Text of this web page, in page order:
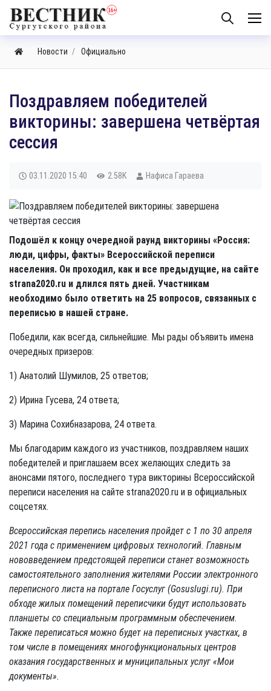
Новости Официально
Поздравляем победителей
викторины: завершена четвёртая
сессия
03.11.2020 15:40 2.58K Нафиса Гараева
Подошёл к концу очередной раунд викторины «Россия:
люди, цифры, факты» Всероссийской переписи
населения. Он проходил, как и все предыдущие, на сайте
strana2020.ru и длился пять дней. Участникам
необходимо было ответить на 25 вопросов, связанных с
переписью в нашей стране.
Победили, как всегда, сильнейшие. Мы рады объявить имена
очередных призеров:
1) Анатолий Шумилов, 25 ответов;
2) Ирина Гусева, 24 ответа;
3) Марина Сохибназарова, 24 ответа.
Мы благодарим каждого из участников, поздравляем наших
победителей и приглашаем всех желающих следить за
анонсами пятого, последнего тура викторины Всероссийской
переписи населения на сайте strana2020.ru и в официальных
соцсетях.
Всероссийская перепись населения пройдет с 1 по 30 апреля
2021 года с применением цифровых технологий. Главным
нововведением предстоящей переписи станет возможность
самостоятельного заполнения жителями России электронного
переписного листа на портале Госуслуг (Gosuslugi.ru). При
обходе жилых помещений переписчики будут использовать
планшеты со специальным программным обеспечением.
Также переписаться можно будет на переписных участках, в
том числе в помещениях многофункциональных центров
оказания государственных и муниципальных услуг «Мои
документы».